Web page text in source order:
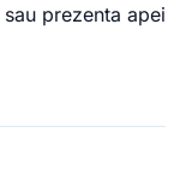
prezenta apei